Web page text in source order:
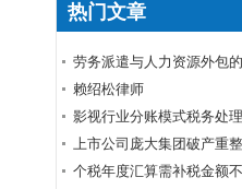
热门文章
劳务派遣与人力资源外包
税率
赖绍松律师
影视行业分账模式税务处
上市公司庞大集团破产重
个税年度汇算需补税金额